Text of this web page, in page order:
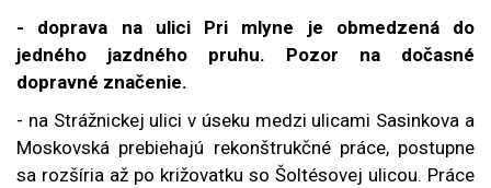
- doprava na ulici Pri mlyne je obmedzená do
jedného jazdného pruhu. Pozor na dočasné
dopravné značenie.
- na Strážnickej ulici v úseku medzi ulicami Sasinkova a
Moskovská prebiehajú rekonštrukčné práce, postupne
sa rozšíria až po križovatku so Šoltésovej ulicou. Práce